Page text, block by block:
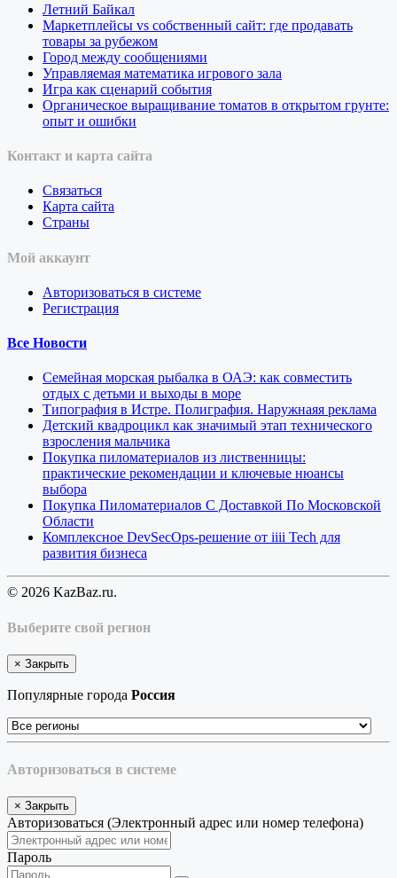
Летний Байкал
Маркетплейсы vs собственный сайт: где продавать
товары за рубежом
Город между сообщениями
Управляемая математика игрового зала
Игра как сценарий события
Органическое выращивание томатов в открытом грунте:
опыт и ошибки
Контакт и карта сайта
Связаться
Карта сайта
Страны
Мой аккаунт
Авторизоваться в системе
Регистрация
Все Новости
Семейная морская рыбалка в ОАЭ: как совместить
отдых с детьми и выходы в море
Типография в Истре. Полиграфия. Наружнаяя реклама
Детский квадроцикл как значимый этап технического
взросления мальчика
Покупка пиломатериалов из лиственницы:
практические рекомендации и ключевые нюансы
выбора
Покупка Пиломатериалов С Доставкой По Московской
Области
Комплексное DevSecOps-решение от iiii Tech для
развития бизнеса
© 2026 KazBaz.ru.
Выберите свой регион
× Закрыть
Популярные города Россия
Авторизоваться в системе
× Закрыть
Авторизоваться (Электронный адрес или номер телефона)
Пароль